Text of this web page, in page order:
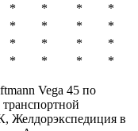
* * * *
* * *
*
* * *
*
* * * *
Vega 45 по
Желдорэкспедиция в